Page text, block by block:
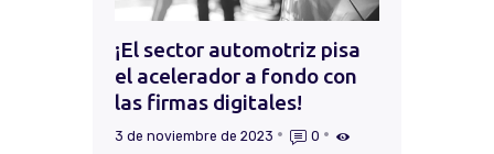
¡El sector automotriz pisa
el acelerador a fondo con
las firmas digitales!
3 de noviembre de 2023
0